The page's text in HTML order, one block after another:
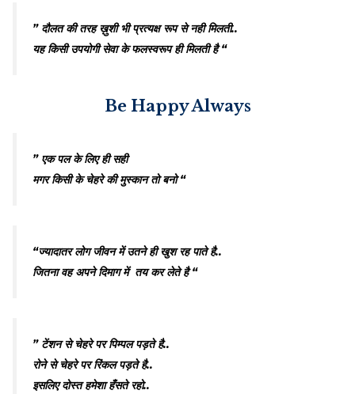
” दौलत की तरह ख़ुशी भी प्रत्यक्ष रूप से नही मिलती..
यह किसी उपयोगी सेवा के फलस्वरूप ही मिलती है “
Be Happy Always
” एक पल के लिए ही सही
मगर किसी के चेहरे की मुस्कान तो बनो “
“ज्यादातर लोग जीवन में उतने ही खुश रह पाते है..
जितना वह अपने दिमाग में तय कर लेते है “
” टेंशन से चेहरे पर पिम्पल पड़ते है..
रोने से चेहरे पर रिंकल पड़ते है..
इसलिए दोस्त हमेशा हँसते रहो..